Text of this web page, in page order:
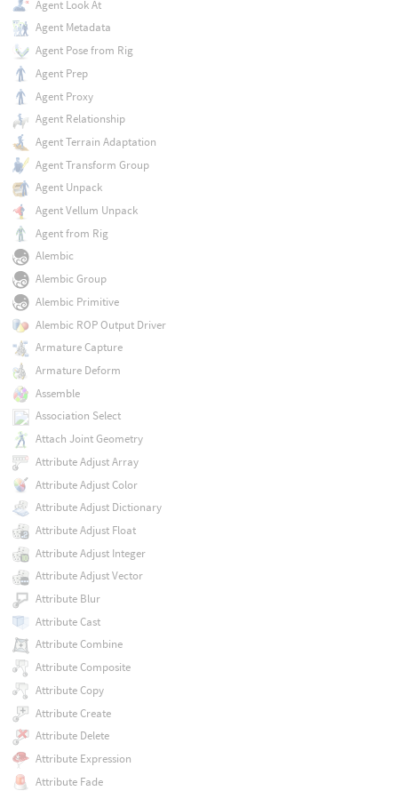
Agent Look At
Agent Metadata
Agent Pose from Rig
Agent Prep
Agent Proxy
Agent Relationship
Agent Terrain Adaptation
Agent Transform Group
Agent Unpack
Agent Vellum Unpack
Agent from Rig
Alembic
Alembic Group
Alembic Primitive
Alembic ROP Output Driver
Armature Capture
Armature Deform
Assemble
Association Select
Attach Joint Geometry
Attribute Adjust Array
Attribute Adjust Color
Attribute Adjust Dictionary
Attribute Adjust Float
Attribute Adjust Integer
Attribute Adjust Vector
Attribute Blur
Attribute Cast
Attribute Combine
Attribute Composite
Attribute Copy
Attribute Create
Attribute Delete
Attribute Expression
Attribute Fade